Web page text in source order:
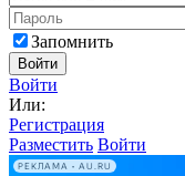
Запомнить
Войти
Войти
Или:
Регистрация
Разместить Войти
РЕКЛАМА • AU.RU